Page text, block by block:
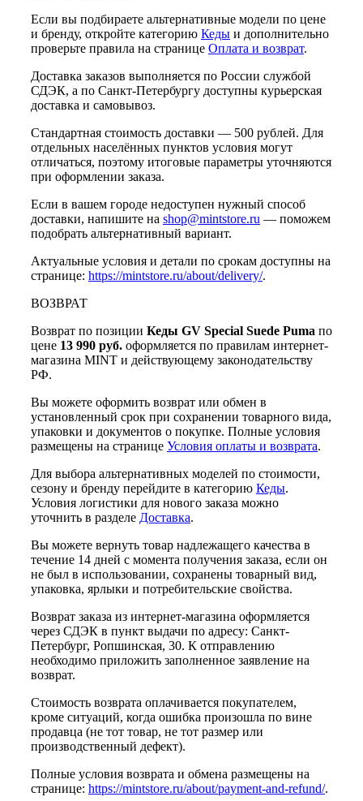
Если вы подбираете альтернативные модели по цене
и бренду, откройте категорию Кеды и дополнительно
проверьте правила на странице Оплата и возврат.
Доставка заказов выполняется по России службой
СДЭК, а по Санкт-Петербургу доступны курьерская
доставка и самовывоз.
Стандартная стоимость доставки — 500 рублей. Для
отдельных населённых пунктов условия могут
отличаться, поэтому итоговые параметры уточняются
при оформлении заказа.
Если в вашем городе недоступен нужный способ
доставки, напишите на shop@mintstore.ru — поможем
подобрать альтернативный вариант.
Актуальные условия и детали по срокам доступны на
странице: https://mintstore.ru/about/delivery/.
ВОЗВРАТ
Возврат по позиции Кеды GV Special Suede Puma по
цене 13 990 руб. оформляется по правилам интернет-
магазина MINT и действующему законодательству
РФ.
Вы можете оформить возврат или обмен в
установленный срок при сохранении товарного вида,
упаковки и документов о покупке. Полные условия
размещены на странице Условия оплаты и возврата.
Для выбора альтернативных моделей по стоимости,
сезону и бренду перейдите в категорию Кеды.
Условия логистики для нового заказа можно
уточнить в разделе Доставка.
Вы можете вернуть товар надлежащего качества в
течение 14 дней с момента получения заказа, если он
не был в использовании, сохранены товарный вид,
упаковка, ярлыки и потребительские свойства.
Возврат заказа из интернет-магазина оформляется
через СДЭК в пункт выдачи по адресу: Санкт-
Петербург, Ропшинская, 30. К отправлению
необходимо приложить заполненное заявление на
возврат.
Стоимость возврата оплачивается покупателем,
кроме ситуаций, когда ошибка произошла по вине
продавца (не тот товар, не тот размер или
производственный дефект).
Полные условия возврата и обмена размещены на
странице: https://mintstore.ru/about/payment-and-refund/.